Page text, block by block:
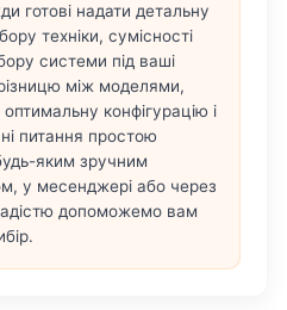
готові надати детальну
техніки, сумісності
системи під ваші
між моделями,
конфігурацію і
питання простою
яким зручним
у месенджері або через
допоможемо вам